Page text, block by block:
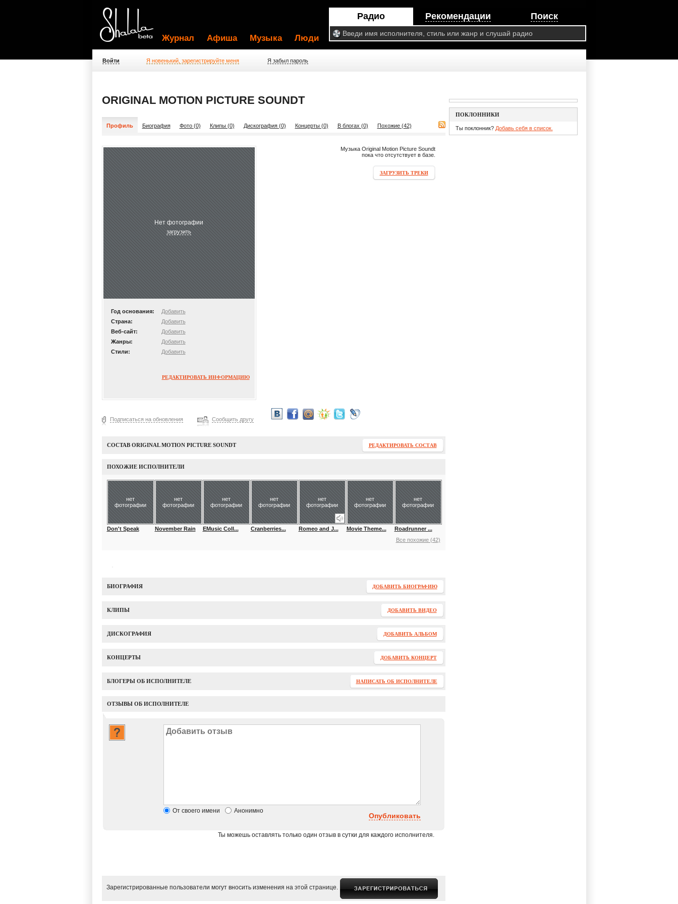
Радио Рекомендации Поиск
Журнал Афиша Музыка Люди
Войти Я новенький, зарегистрируйте меня Я забыл пароль
ORIGINAL MOTION PICTURE SOUNDT
Профиль Биография Фото (0) Клипы (0) Дискография (0) Концерты (0) В блогах (0) Похожие (42)
Нет фотографии
загрузить
Год основания:
Добавить
Страна:
Добавить
Веб-сайт:
Добавить
Жанры:
Добавить
Стили:
Добавить
РЕДАКТИРОВАТЬ ИНФОРМАЦИЮ
Музыка Original Motion Picture Soundt
пока что отсутствует в базе.
ЗАГРУЗИТЬ ТРЕКИ
Подписаться на обновления Сообщить другу
СОСТАВ ORIGINAL MOTION PICTURE SOUNDT РЕДАКТИРОВАТЬ СОСТАВ
ПОХОЖИЕ ИСПОЛНИТЕЛИ
нет
фотографии
Don't Speak
нет
фотографии
November Rain
нет
фотографии
EMusic Coll...
нет
фотографии
Cranberries...
нет
фотографии
Romeo and J...
нет
фотографии
Movie Theme...
нет
фотографии
Roadrunner ...
Все похожие (42)
БИОГРАФИЯ ДОБАВИТЬ БИОГРАФИЮ
КЛИПЫ ДОБАВИТЬ ВИДЕО
ДИСКОГРАФИЯ ДОБАВИТЬ АЛЬБОМ
КОНЦЕРТЫ ДОБАВИТЬ КОНЦЕРТ
БЛОГЕРЫ ОБ ИСПОЛНИТЕЛЕ НАПИСАТЬ ОБ ИСПОЛНИТЕЛЕ
ОТЗЫВЫ ОБ ИСПОЛНИТЕЛЕ
От своего имени Анонимно
Опубликовать
Ты можешь оставлять только один отзыв в сутки для каждого исполнителя.
Зарегистрированные пользователи могут вносить изменения на этой странице.
ПОКЛОННИКИ
Ты поклонник? Добавь себя в список.